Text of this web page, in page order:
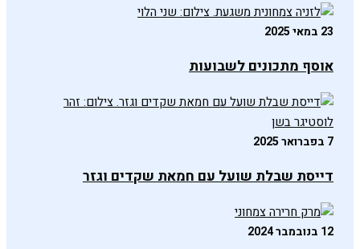
23 במאי 2025
אוסף מתכונים לשבועות
7 בפברואר 2025
דייסת שבלת שועל עם חמאת שקדים וגזר
12 בנובמבר 2024